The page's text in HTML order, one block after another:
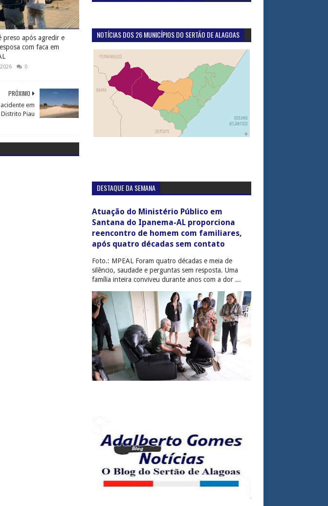
preso após agredir e
com faca em
0
PRÓXIMO
em
Piau
NOTÍCIAS DOS 26 MUNICÍPIOS DO SERTÃO DE ALAGOAS
DESTAQUE DA SEMANA
Atuação do Ministério Público em
Santana do Ipanema-AL proporciona
reencontro de homem com familiares,
após quatro décadas sem contato
Foto.: MPEAL Foram quatro décadas e meia de
silêncio, saudade e perguntas sem resposta. Uma
família inteira conviveu durante anos com a dor ...